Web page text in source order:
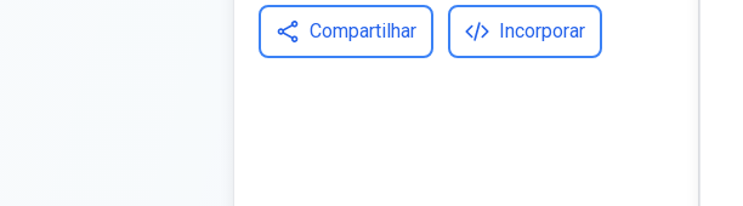
Compartilhar Incorporar